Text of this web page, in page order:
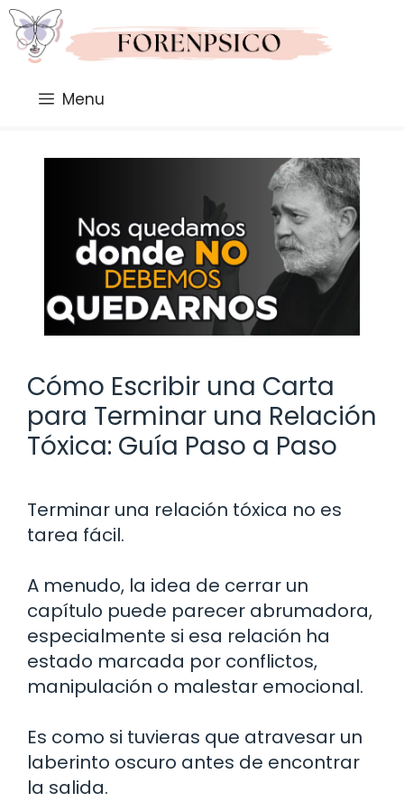
Saltar
al
contenido
Menu
Cómo Escribir una Carta
para Terminar una Relación
Tóxica: Guía Paso a Paso
Terminar una relación tóxica no es
tarea fácil.
A menudo, la idea de cerrar un
capítulo puede parecer abrumadora,
especialmente si esa relación ha
estado marcada por conflictos,
manipulación o malestar emocional.
Es como si tuvieras que atravesar un
laberinto oscuro antes de encontrar
la salida.